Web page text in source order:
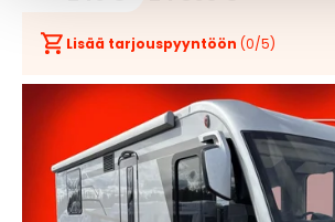
Lisää tarjouspyyntöön (0/5)